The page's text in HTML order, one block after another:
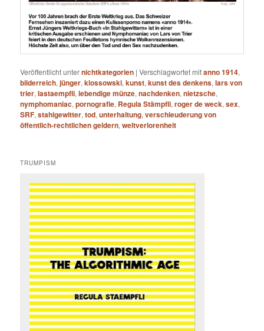
Veröffentlicht unternichtkategorien |Verschlagwortet mitanno 1914,
bilderreich,jünger,klossowski,kunst,kunst des denkens,lars von
trier,lastaempfli,lebendige münze,nachdenken,nietzsche,
nymphomaniac,pornografie, Regula Stämpfli,roger de weck,sex,
SRF,stahlgewitter,tod,unterhaltung,verschleuderung von
öffentlich-rechtlichen geldern,weltverlorenheit
TRUMPISM